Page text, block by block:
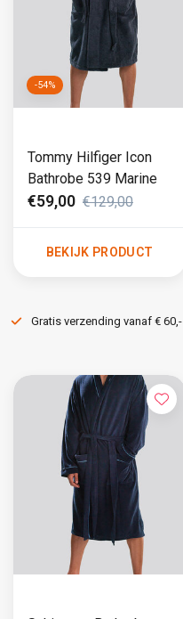
-54%
Tommy Hilfiger Icon
Bathrobe 539 Marine
€59,00 €129,00
BEKIJK PRODUCT
Gratis verzending vanaf € 60,-